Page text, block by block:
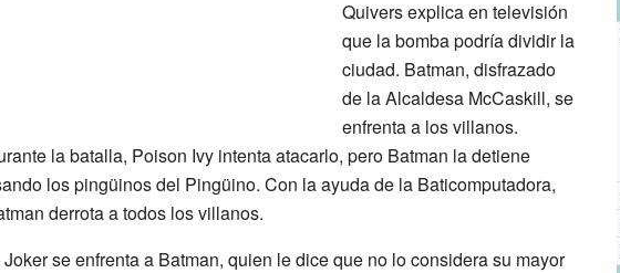
Quivers explica en televisión
que la bomba podría dividir la
ciudad. Batman, disfrazado
de la Alcaldesa McCaskill, se
enfrenta a los villanos.
la batalla, Poison Ivy intenta atacarlo, pero Batman la detiene
los pingüinos del Pingüino. Con la ayuda de la Baticomputadora,
derrota a todos los villanos.
Joker se enfrenta a Batman, quien le dice que no lo considera su mayor